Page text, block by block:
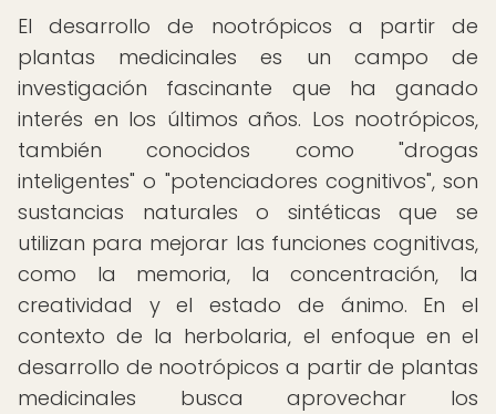
El desarrollo de nootrópicos a partir de
plantas medicinales es un campo de
investigación fascinante que ha ganado
interés en los últimos años. Los nootrópicos,
también conocidos como "drogas
inteligentes" o "potenciadores cognitivos", son
sustancias naturales o sintéticas que se
utilizan para mejorar las funciones cognitivas,
como la memoria, la concentración, la
creatividad y el estado de ánimo. En el
contexto de la herbolaria, el enfoque en el
desarrollo de nootrópicos a partir de plantas
medicinales busca aprovechar los